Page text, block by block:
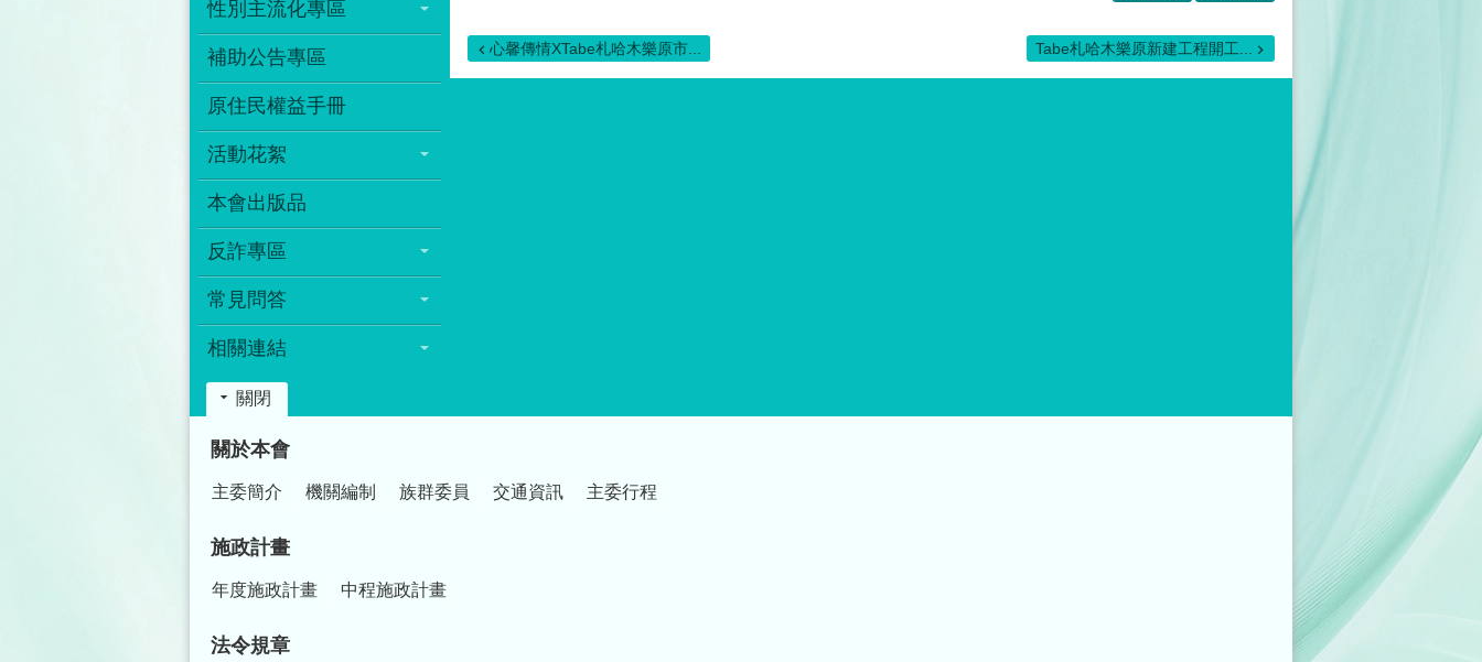
性別主流化專區
補助公告專區
原住民權益手冊
活動花絮
本會出版品
反詐專區
常見問答
相關連結
心馨傳情XTabe札哈木樂原市... Tabe札哈木樂原新建工程開工...
關閉
關於本會
主委簡介 機關編制 族群委員 交通資訊 主委行程
施政計畫
年度施政計畫 中程施政計畫
法令規章